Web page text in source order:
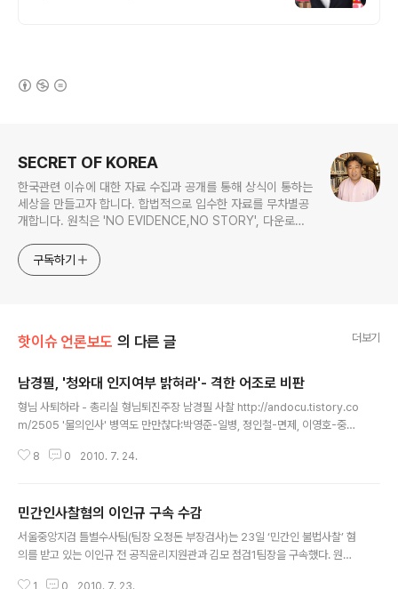
SECRET OF KOREA
한국관련 이슈에 대한 자료 수집과 공개를 통해 상식이 통하는
세상을 만들고자 합니다. 합법적으로 입수한 자료를 무차별공
개합니다. 원칙은 'NO EVIDENCE,NO STORY', 다운로드
jesim56@gmail.com, 안보일때는 구글리더나 RSS로!!
구독하기
핫이슈 언론보도 의 다른 글 더보기
남경필, '청와대 인지여부 밝혀라'- 격한 어조로 비판
형님 사퇴하라 - 총리실 형님퇴진주장 남경필 사찰 http://andocu.tistory.co
m/2505 '물의인사' 병역도 만만챦다:박영준-일병, 정인철-면제, 이영호-중위,
준-11억,정인철-3억,이영호-14억,김대식-8억 http://andocu.tistory.com/
y.com/2518 한나라당 남경필 의원은 23일 자신의 부인에 대한 총리실 공직
윤리지원관실의 불법사찰 의혹과 관련 "(청와대가 이런 사실을 모를 리 없을
거..
8 0 2010. 7. 24.
민간인사찰혐의 이인규 구속 수감
서울중앙지검 틀별수사팀(팀장 오정돈 부장검사)는 23일 ‘민간인 불법사찰’ 혐
의를 받고 있는 이인규 전 공직윤리지원관과 김모 점검1팀장을 구속했다. 원본
1 0 2010. 7. 23.